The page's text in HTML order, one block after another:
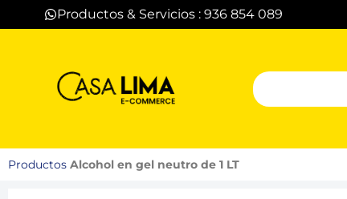
Productos & Servicios : 936 854 089
Productos Alcohol en gel neutro de 1 LT